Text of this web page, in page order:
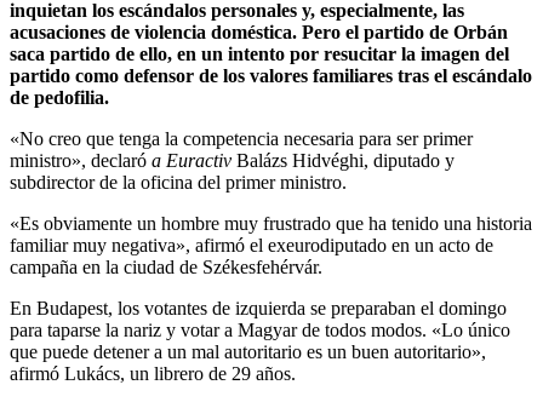
inquietan los escándalos personales y, especialmente, las
acusaciones de violencia doméstica. Pero el partido de Orbán
saca partido de ello, en un intento por resucitar la imagen del
partido como defensor de los valores familiares tras el escándalo
de pedofilia.
«No creo que tenga la competencia necesaria para ser primer
ministro», declaró a Euractiv Balázs Hidvéghi, diputado y
subdirector de la oficina del primer ministro.
«Es obviamente un hombre muy frustrado que ha tenido una historia
familiar muy negativa», afirmó el exeurodiputado en un acto de
campaña en la ciudad de Székesfehérvár.
En Budapest, los votantes de izquierda se preparaban el domingo
para taparse la nariz y votar a Magyar de todos modos. «Lo único
que puede detener a un mal autoritario es un buen autoritario»,
afirmó Lukács, un librero de 29 años.